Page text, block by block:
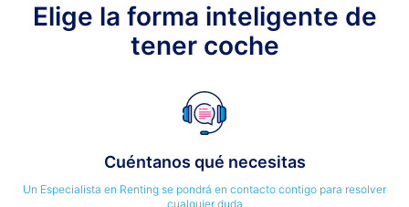
Elige la forma inteligente de
tener coche
Cuéntanos qué necesitas
Un Especialista en Renting se pondrá en contacto contigo para resolver
cualquier duda